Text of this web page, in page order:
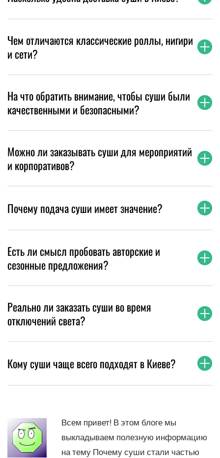
Чем отличаются классические роллы, нигири
и сети?
На что обратить внимание, чтобы суши были
качественными и безопасными?
Можно ли заказывать суши для мероприятий
и корпоративов?
Почему подача суши имеет значение?
Есть ли смысл пробовать авторские и
сезонные предложения?
Реально ли заказать суши во время
отключений света?
Кому суши чаще всего подходят в Киеве?
Всем привет! В этом блоге мы
выкладываем полезную информацию
на тему Почему суши стали частью